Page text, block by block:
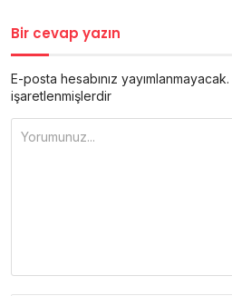
Bir cevap yazın
E-posta hesabınız yayımlanmayacak.
işaretlenmişlerdir